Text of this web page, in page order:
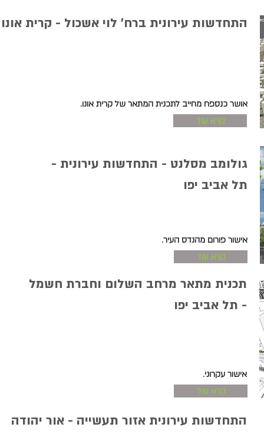
התחדשות עירונית ברח' לוי אשכול - קרית אונו
אושר כנספח מחייב לתכנית המתאר של קרית אונו.
קרא עוד
גולומב מסלנט - התחדשות עירונית -
תל אביב יפו
אישור פורום מהנדס העיר.
קרא עוד
תכנית מתאר מרחב השלום וחברת חשמל
- תל אביב יפו
אישור עקרוני.
קרא עוד
התחדשות עירונית אזור תעשייה - אור יהודה